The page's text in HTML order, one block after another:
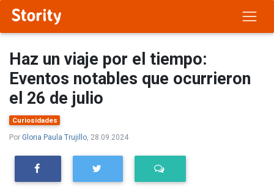
Haz un viaje por el tiempo:
Eventos notables que ocurrieron
el 26 de julio
Curiosidades
Por Gloria Paula Trujillo , 28.09.2024